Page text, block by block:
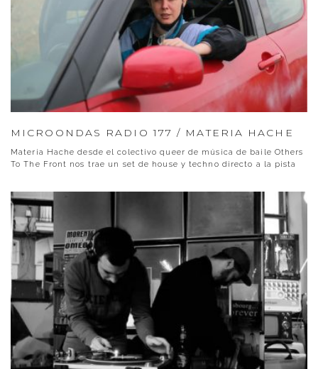
MICROONDAS RADIO 177 / MATERIA HACHE
Materia Hache desde el colectivo queer de música de baile Others
To The Front nos trae un set de house y techno directo a la pista